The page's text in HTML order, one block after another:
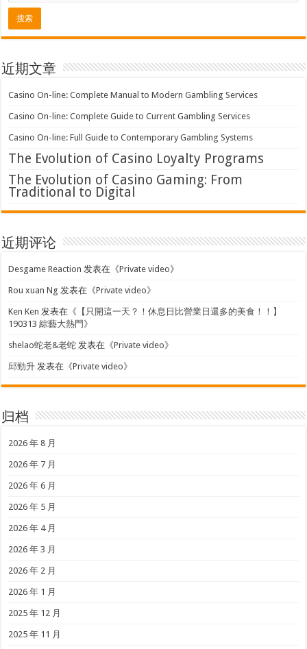
近期文章
Casino On-line: Complete Manual to Modern Gambling Services
Casino On-line: Complete Guide to Current Gambling Services
Casino On-line: Full Guide to Contemporary Gambling Systems
The Evolution of Casino Loyalty Programs
The Evolution of Casino Gaming: From
Traditional to Digital
近期评论
Desgame Reaction 发表在《Private video》
Rou xuan Ng 发表在《Private video》
Ken Ken 发表在《 【只開這一天？！休息日比營業日還多的美食！！】
190313 綜藝大熱門 》
shelao蛇老&老蛇 发表在《Private video》
邱勁升 发表在《Private video》
归档
2026 年 8 月
2026 年 7 月
2026 年 6 月
2026 年 5 月
2026 年 4 月
2026 年 3 月
2026 年 2 月
2026 年 1 月
2025 年 12 月
2025 年 11 月